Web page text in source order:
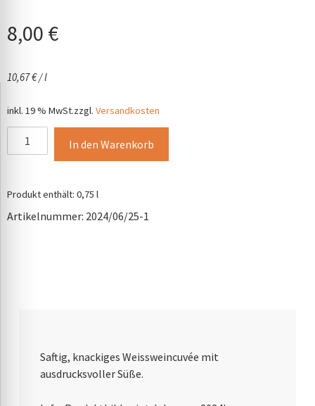
8,00 €
10,67€/l
inkl. 19 % MwSt.zzgl. Versandkosten
2025er
Leichtsinn
In den Warenkorb
Produkt enthält: 0,75 l
Artikelnummer: 2024/06/25-1
Saftig, knackiges Weissweincuvée mit
ausdrucksvoller Süße.